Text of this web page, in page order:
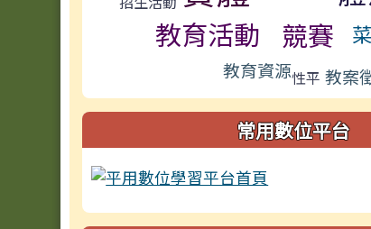
教育活動 競賽
教育資源性平 教案
常用數位平台